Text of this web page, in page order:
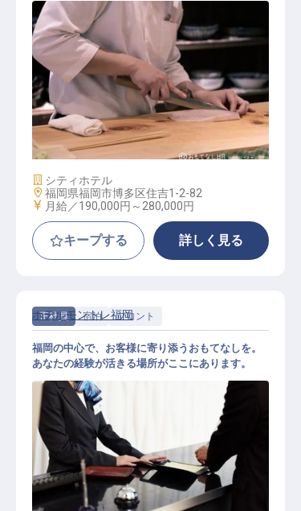
和食調理スタッフ
施設業態
シティホテル
勤務地
福岡県福岡市博多区住吉1-2-82
給与
月給／190,000円～ 280,000円
キープする 詳しく見る
正社員 宿泊 フロント
フロントスタッフ（リーダー候補）
ホテルモントレ福岡
福岡の中心で、お客様に寄り添うおもてなしを。
あなたの経験が活きる場所がここにあります。